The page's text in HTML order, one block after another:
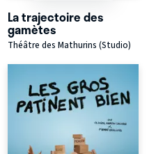
La trajectoire des
gamètes
Théâtre des Mathurins (Studio)